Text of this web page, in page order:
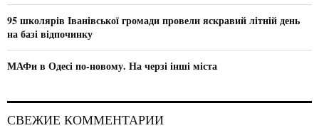
95 школярів Іванівської громади провели яскравий літній день
на базі відпочинку
МАФи в Одесі по-новому. На черзі інші міста
СВЕЖИЕ КОММЕНТАРИИ